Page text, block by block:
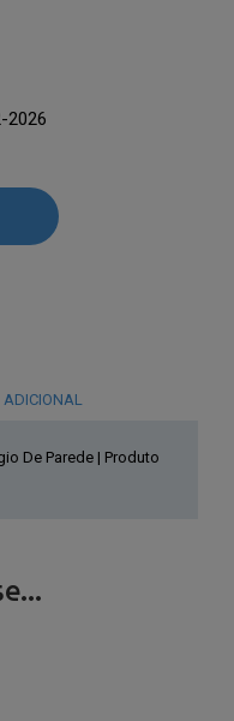
2026
De Parede | Produto